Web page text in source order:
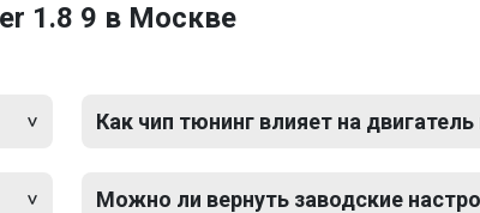
1.8 9 в Москве
Как чип тюнинг влияет на
Можно ли вернуть заводские